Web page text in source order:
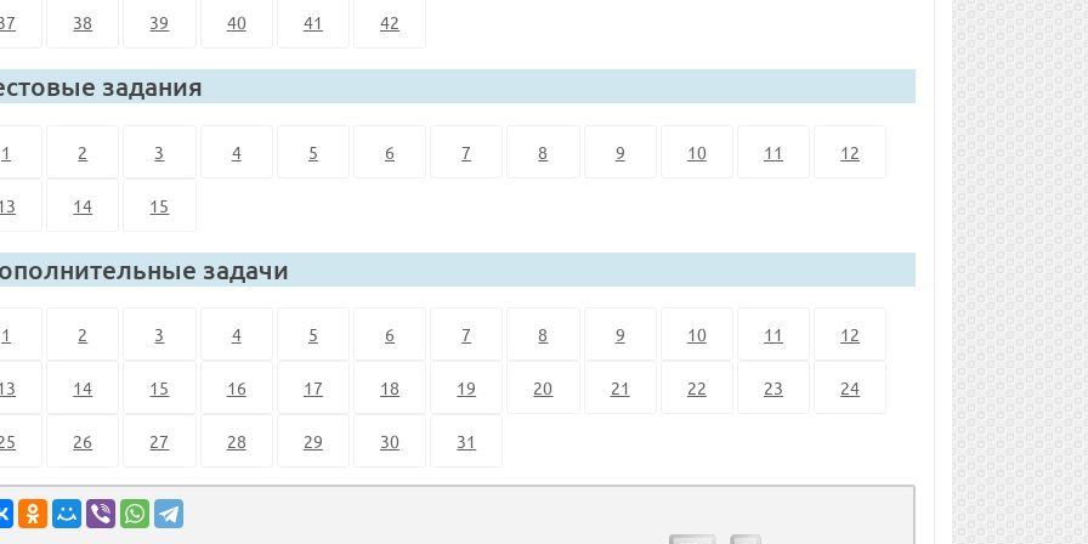
38 39 40 41 42
задания
1 2 3 4 5 6 7 8 9 10 11 12
14 15
задачи
1 2 3 4 5 6 7 8 9 10 11 12
14 15 16 17 18 19 20 21 22 23 24
26 27 28 29 30 31